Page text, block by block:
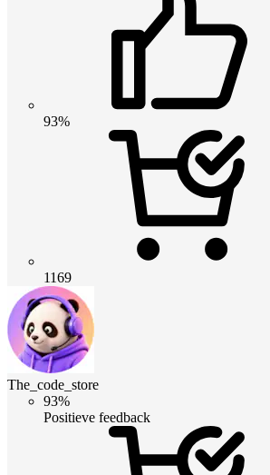
93%
1169
The_code_store
93%
Positieve feedback